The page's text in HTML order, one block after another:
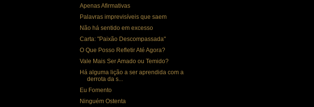
Apenas Afirmativas
Palavras imprevisíveis que saem
Não há sentido em excesso
Carta: "Paixão Descompassada"
O Que Posso Refletir Até Agora?
Vale Mais Ser Amado ou Temido?
Há alguma lição a ser aprendida com a
derrota da s...
Eu Fomento
Ninguém Ostenta